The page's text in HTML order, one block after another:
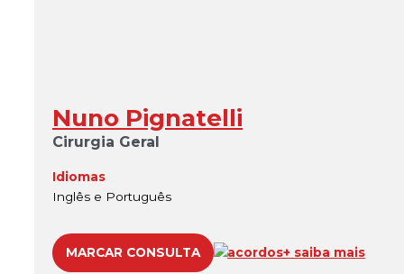
Nuno Pignatelli
Cirurgia Geral
Idiomas
Inglês e Português
MARCAR CONSULTA acordos+ saiba mais